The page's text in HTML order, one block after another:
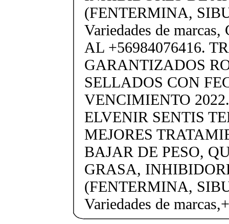
(FENTERMINA,
Variedades de
AL +56984076416.
GARANTIZADOS
SELLADOS CON
VENCIMIENTO
ELVENIR SENTIS
MEJORES
BAJAR DE PESO,
GRASA,
(FENTERMINA,
Variedades de